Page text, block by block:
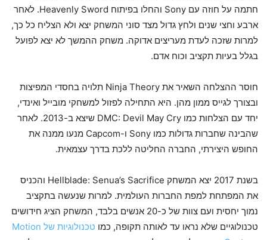
חתמה על חוזה עם Sony והחלו בפיתוח Heavenly Sword. לאחר
ארבע וחצי שנים ולחץ גדול מצד סוני המשחק יצא ולא הצליח כל כך,
למרות שזכה לעדת מעריצים אדוקה. משחק ההמשך לא יצא לפועל
בגלל בעיות תקציב וכוח אדם.
חוסר ההצלחה השאיר את Ninja Theory תלויה בחסדי המפיצות
ובצורך לגייס ממון מהן. היא התחילה לפזול למשחקי מובייל ואינדי,
יחד עם הצלחות כמו DMC: Devil May Cry שיצא ב-2013. לאחר
שהבינה שחברות גדולות כמו Sony ו-Capcom מנעו ממנה את
החופש היצירתי, החברה החליטה ללכת בדרך עצמאית.
בשנת 2017 יצא המשחק Hellblade: Senua’s Sacrifice והכניס
את המפתחת למפת החברות העולמית. למרות שנעשה בתקציב
נמוך יחסית ועם צוות של כ-20 אנשים בלבד, המשחק הציג חידושים
טכנולוגיים שלא נראו עד לאותה תקופה, כמו
טכנולוגיות של Motion